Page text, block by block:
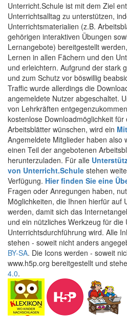
Unterricht.Schule ist mit dem Ziel
Unterrichtsalltag zu unterstützen,
Unterrichtsmaterialien (z.B.
gehörigen interaktiven Übungen
Lernangebote) bereitgestellt
Lernen in allen Fächern und den
und erleichtern. Aufgrund der stark
und zum Schutz vor böswillig
Traffic wurde allerdings die
angemeldete Nutzer abgeschaltet.
von Lehrkräften
kostenlose Downloadmöglichkeit
Arbeitsblätter wünschen, wird ein
Angemeldete Mitglieder haben also
einen Teil der angebotenen
herunterzuladen. Für alle
von Unterricht.Schule stehen
Verfügung. Hier finden Sie eine
Fragen oder Anregungen haben,
Möglichkeiten, die Ihnen hierfür auf
werden, damit sich das
und ein nützliches Werkzeug für
Unterrichtsdurchführung wird. Alle
stehen - soweit nicht anders
BY-SA. Die Icons werden - soweit
www.h5p.org bereitgestellt und
4.0.